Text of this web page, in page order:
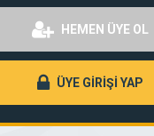
HEMEN ÜYE OL
ÜYE GİRİŞİ YAP